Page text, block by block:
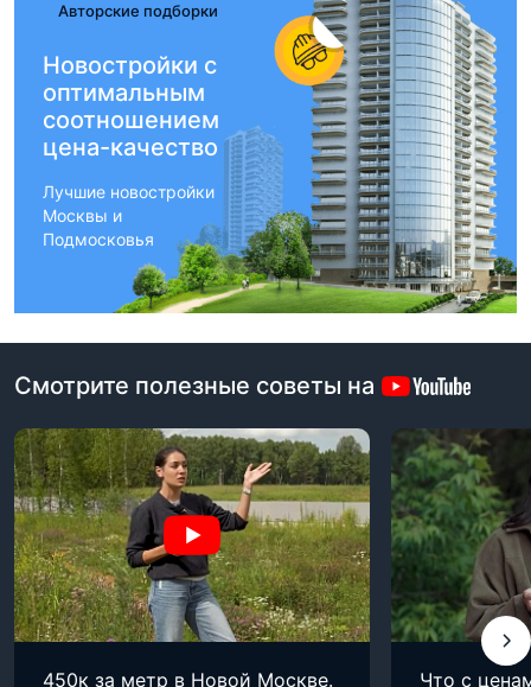
Авторские подборки
Новостройки с
оптимальным
соотношением
цена-качество
Лучшие новостройки
Москвы и
Подмосковья
Смотрите полезные советы на
450к за метр в Новой Москве.
Что с